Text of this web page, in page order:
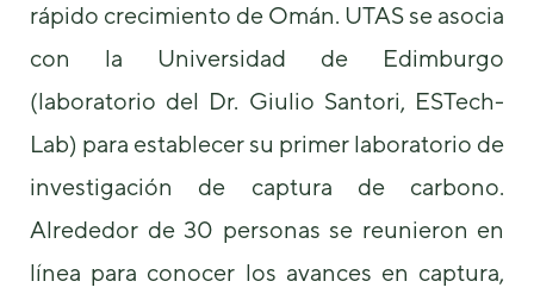
rápido crecimiento de Omán. UTAS se asocia
con la Universidad de Edimburgo
(laboratorio del Dr. Giulio Santori, ESTech-
Lab) para establecer su primer laboratorio de
investigación de captura de carbono.
Alrededor de 30 personas se reunieron en
línea para conocer los avances en captura,
Necesarias
Estas
son
Son
para que
web.